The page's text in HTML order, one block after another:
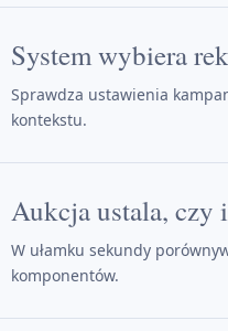
System wybiera
Sprawdza ustawienia
kontekstu.
Aukcja ustala, czy
W ułamku sekundy
komponentów.